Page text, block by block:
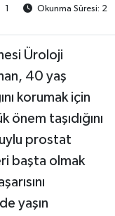
1
Okunma Süresi: 2
Üroloji
40 yaş
korumak için
taşıdığını
prostat
başta olmak
yaşın